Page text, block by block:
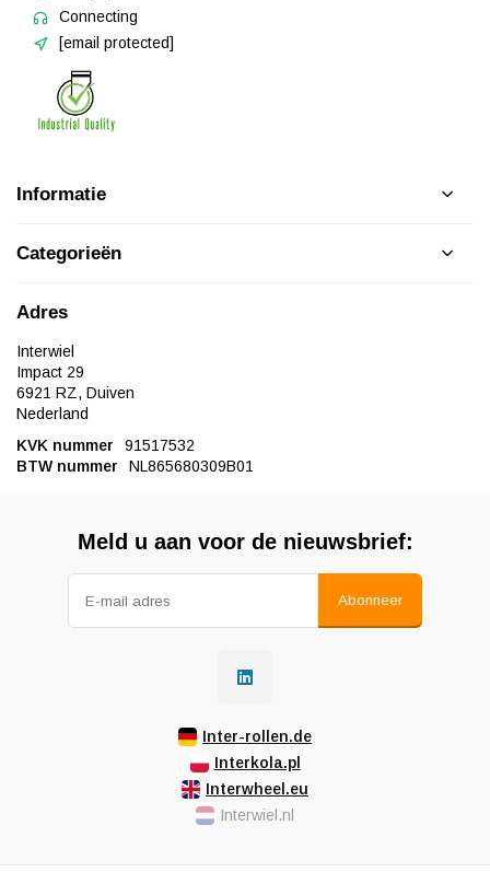
Connecting
[email protected]
Informatie
Categorieën
Adres
Interwiel
Impact 29
6921 RZ, Duiven
Nederland
KVK nummer
91517532
BTW nummer
NL865680309B01
Meld u aan voor de nieuwsbrief:
Abonneer
Inter-rollen.de
Interkola.pl
Interwheel.eu
Interwiel.nl